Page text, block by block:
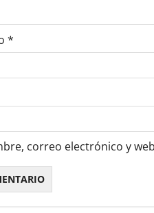
*
correo electrónico y